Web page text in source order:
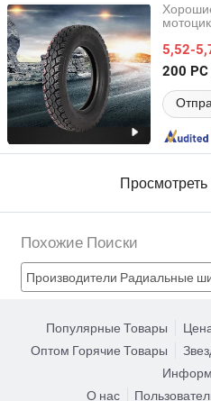
5,52-
200 PC
Qingdao Xinhaoshun Special
Shandong, China
Похожие Поиски
Производители Радиальные
Производители Шина
Популярные Товары
Оптом Горячие Товары
О нас